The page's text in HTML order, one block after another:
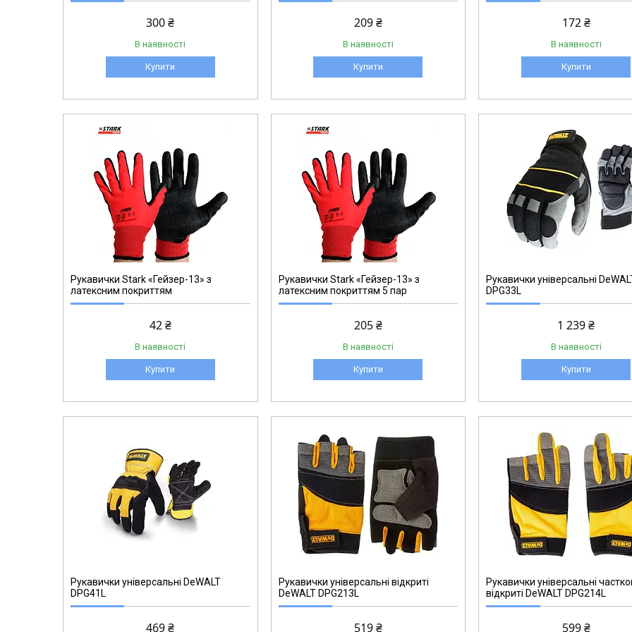
300 ₴
В наявності
Купити
209 ₴
В наявності
Купити
172 ₴
В наявності
Купити
Рукавички Stark «Гейзер-13» з
латексним покриттям
42 ₴
В наявності
Купити
510131601.5
Рукавички Stark «Гейзер-13» з
латексним покриттям 5 пар
205 ₴
В наявності
Купити
DPG33L
Рукавички універсальні
DPG33L
1 239 ₴
В наявності
Купити
Рукавички універсальні DeWALT
DPG41L
469 ₴
DPG213L
Рукавички універсальні відкриті
DeWALT DPG213L
519 ₴
DPG214L
Рукавички універсальні
відкриті DeWALT DPG214L
599 ₴